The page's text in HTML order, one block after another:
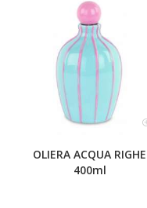
OLIERA ACQUA RIGHE
400ml